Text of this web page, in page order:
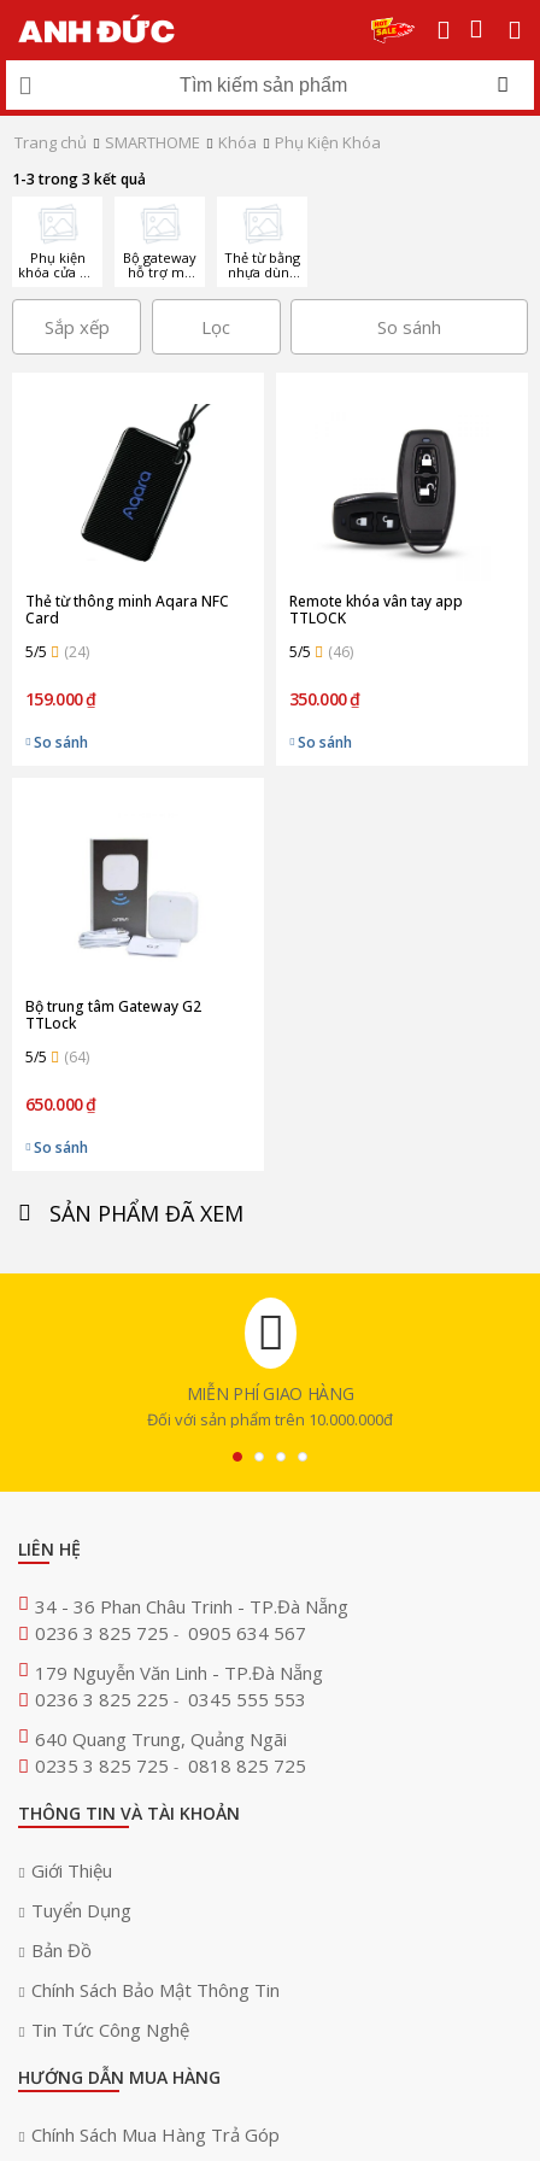
Trang chủ SMARTHOME Khóa Phụ Kiện Khóa
1-3 trong 3 kết quả
Phụ kiện
khóa cửa hỗ
từ xa
Bộ gateway
hỗ trợ mở
Thẻ từ bằng
nhựa dùng
khách sạn
Sắp xếp Lọc So sánh
Thẻ từ thông minh Aqara NFC
Card
5/5
(24)
159.000 ₫
So sánh
Remote khóa vân tay app
TTLOCK
5/5
(46)
350.000 ₫
So sánh
Bộ trung tâm Gateway G2
TTLock
5/5
(64)
650.000 ₫
So sánh
SẢN PHẨM ĐÃ XEM
MIỄN PHÍ GIAO HÀNG
Đối với sản phẩm trên 10.000.000đ
LIÊN HỆ
34 - 36 Phan Châu Trinh - TP.Đà Nẵng
0236 3 825 725 - 0905 634 567
179 Nguyễn Văn Linh - TP.Đà Nẵng
0236 3 825 225 - 0345 555 553
640 Quang Trung, Quảng Ngãi
0235 3 825 725 - 0818 825 725
THÔNG TIN VÀ TÀI KHOẢN
Giới Thiệu
Tuyển Dụng
Bản Đồ
Chính Sách Bảo Mật Thông Tin
Tin Tức Công Nghệ
HƯỚNG DẪN MUA HÀNG
Chính Sách Mua Hàng Trả Góp